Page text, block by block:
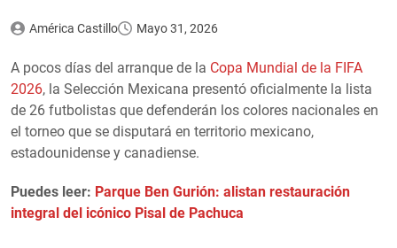
América Castillo Mayo 31, 2026
A pocos días del arranque de la Copa Mundial de la FIFA
2026, la Selección Mexicana presentó oficialmente la lista
de 26 futbolistas que defenderán los colores nacionales en
el torneo que se disputará en territorio mexicano,
estadounidense y canadiense.
Puedes leer: Parque Ben Gurión: alistan restauración
integral del icónico Pisal de Pachuca